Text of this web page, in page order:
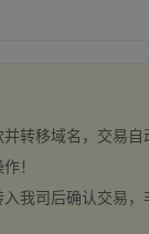
转移域名，交易
！
我司后确认交易